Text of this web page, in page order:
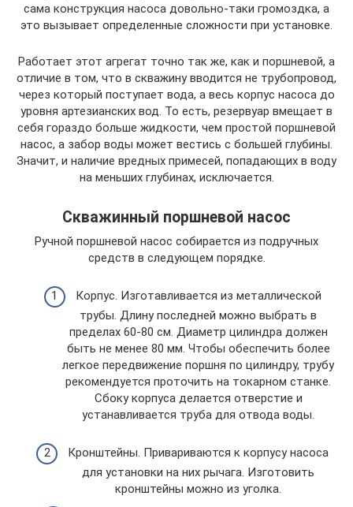
сама конструкция насоса довольно-таки громоздка, а
это вызывает определенные сложности при установке.
Работает этот агрегат точно так же, как и поршневой, а
отличие в том, что в скважину вводится не трубопровод,
через который поступает вода, а весь корпус насоса до
уровня артезианских вод. То есть, резервуар вмещает в
себя гораздо больше жидкости, чем простой поршневой
насос, а забор воды может вестись с большей глубины.
Значит, и наличие вредных примесей, попадающих в воду
на меньших глубинах, исключается.
Скважинный поршневой насос
Ручной поршневой насос собирается из подручных
средств в следующем порядке.
Корпус. Изготавливается из металлической
трубы. Длину последней можно выбрать в
пределах 60-80 см. Диаметр цилиндра должен
быть не менее 80 мм. Чтобы обеспечить более
легкое передвижение поршня по цилиндру, трубу
рекомендуется проточить на токарном станке.
Сбоку корпуса делается отверстие и
устанавливается труба для отвода воды.
Кронштейны. Привариваются к корпусу насоса
для установки на них рычага. Изготовить
кронштейны можно из уголка.